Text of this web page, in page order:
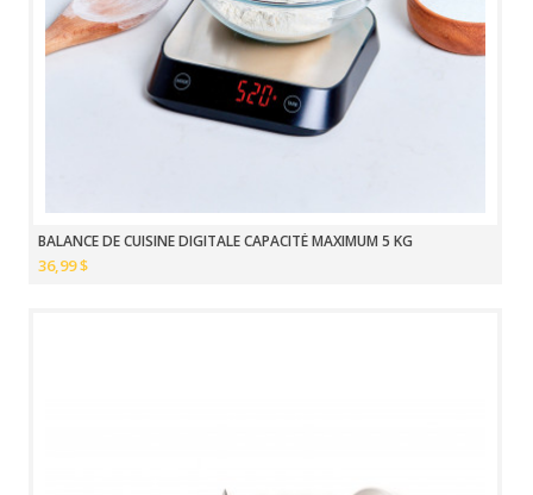
BALANCE DE CUISINE DIGITALE CAPACITÉ MAXIMUM 5 KG
36,99 $